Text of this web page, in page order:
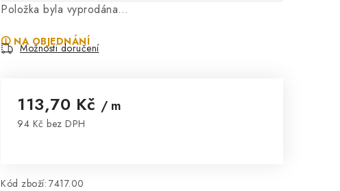
Položka byla vyprodána…
🛈 NA OBJEDNÁNÍ
Možnosti doručení
113,70 Kč / m
94 Kč bez DPH
Kód zboží: 7417.00